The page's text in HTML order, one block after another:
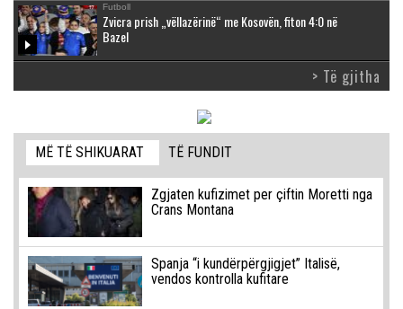
Futboll
Zvicra prish „vëllazërinë“ me Kosovën, fiton 4:0 në
Bazel
> Të gjitha
MË TË SHIKUARAT TË FUNDIT
Zgjaten kufizimet per çiftin Moretti nga
Crans Montana
Spanja “i kundërpërgjigjet” Italisë,
vendos kontrolla kufitare